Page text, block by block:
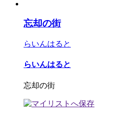
忘却の街
らいんはると
らいんはると
忘却の街